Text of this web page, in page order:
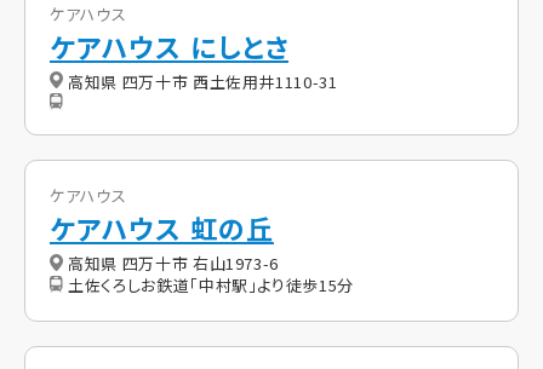
ケアハウス
ケアハウス にしとさ
高知県 四万十市 西土佐用井1110-31
ケアハウス
ケアハウス 虹の丘
高知県 四万十市 右山1973-6
土佐くろしお鉄道「中村駅」より徒歩15分